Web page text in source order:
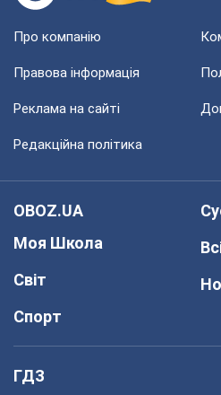
Про компанію
Правова інформація
Реклама на сайті
Редакційна політика
OBOZ.UA
Моя Школа
Світ
Спорт
ГДЗ